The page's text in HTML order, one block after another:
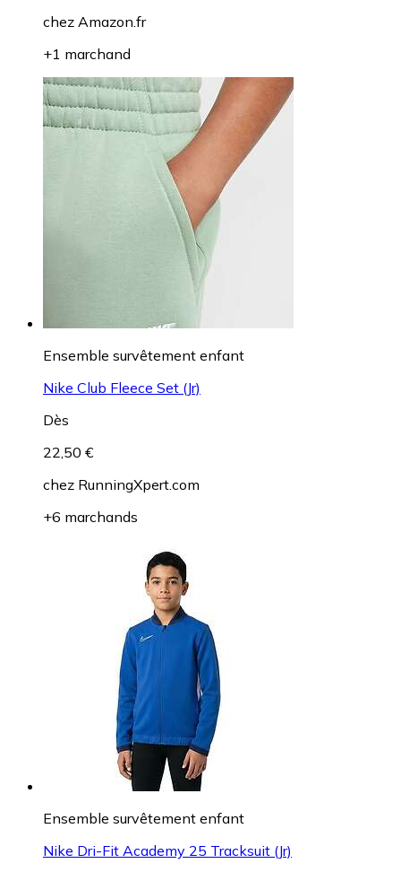
chez Amazon.fr
+1 marchand
Ensemble survêtement enfant
Nike Club Fleece Set (Jr)
Dès
22,50 €
chez RunningXpert.com
+6 marchands
Ensemble survêtement enfant
Nike Dri-Fit Academy 25 Tracksuit (Jr)